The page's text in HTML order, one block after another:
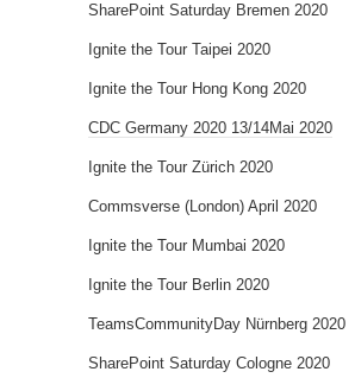
SharePoint Saturday Bremen 2020
Ignite the Tour Taipei 2020
Ignite the Tour Hong Kong 2020
CDC Germany 2020 13/14Mai 2020
Ignite the Tour Zürich 2020
Commsverse (London) April 2020
Ignite the Tour Mumbai 2020
Ignite the Tour Berlin 2020
TeamsCommunityDay Nürnberg 2020
SharePoint Saturday Cologne 2020